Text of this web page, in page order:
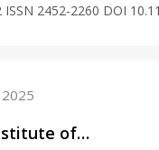
2452-2260 DOI
2025
of…